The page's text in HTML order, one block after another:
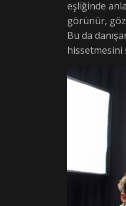
eşliğinde
görünür,
Bu da
hissetmesini